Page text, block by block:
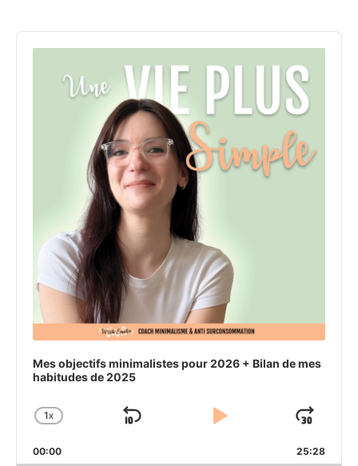
Audio
Player
Mes objectifs minimalistes pour 2026 + Bilan de mes
habitudes de 2025
CHANGE
RATE
1X
SKIP
PLAY
PAUSE
00:00 25:28